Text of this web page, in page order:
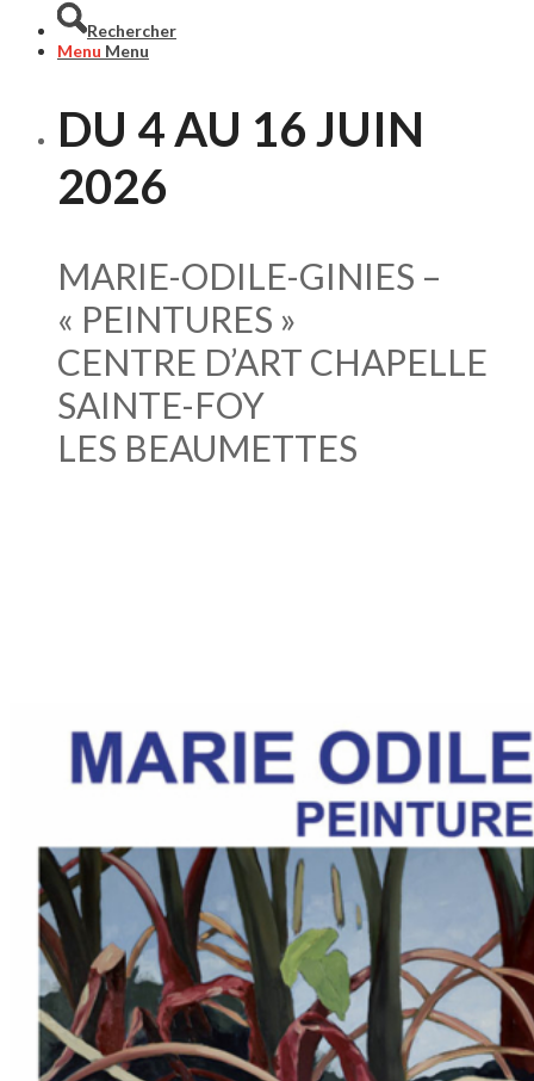
Rechercher
Menu Menu
DU 4 AU 16 JUIN
2026
MARIE-ODILE-GINIES –
« PEINTURES »
CENTRE D’ART CHAPELLE
SAINTE-FOY
LES BEAUMETTES